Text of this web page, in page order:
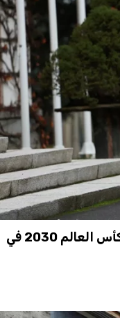
وزيرة الرياضة واثقة من إقامة نهائي كأس العالم 2030 في